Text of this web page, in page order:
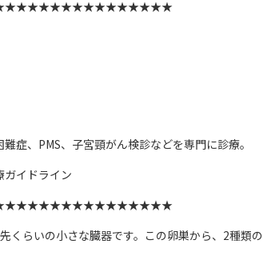
症、PMS、子宮頸がん検診などを専門に診療。
ガイドライン
くらいの小さな臓器です。この卵巣から、2種類の